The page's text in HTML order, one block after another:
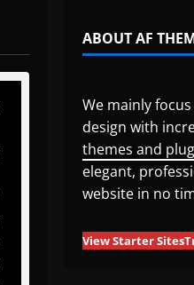
ABOUT AF
We mainly
design with
themes and
elegant,
website in no
View Starter Sites